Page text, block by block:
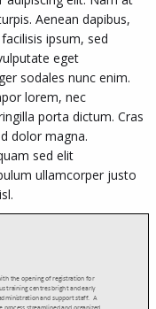
Aenean dapibus,
ipsum, sed
eget
sodales nunc enim.
lorem, nec
porta dictum. Cras
dolor magna.
sed elit
ullamcorper justo